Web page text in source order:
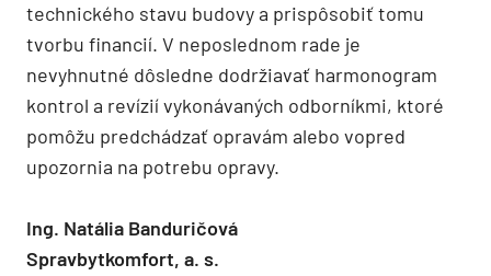
technického stavu budovy a prispôsobiť tomu
tvorbu financií. V neposlednom rade je
nevyhnutné dôsledne dodržiavať harmonogram
kontrol a revízií vykonávaných odborníkmi, ktoré
pomôžu predchádzať opravám alebo vopred
upozornia na potrebu opravy.
Ing. Natália Banduričová
Spravbytkomfort, a. s.